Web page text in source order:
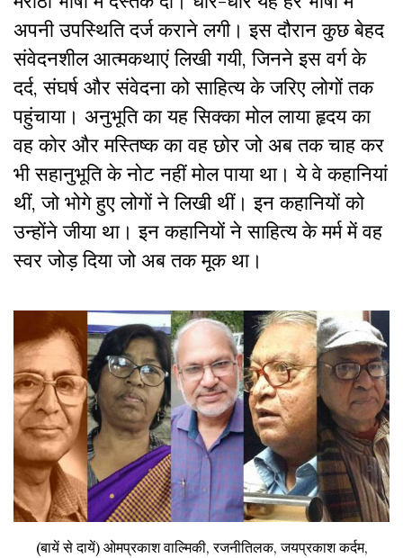
अपनी उपस्थिति दर्ज कराने लगी। इस दौरान कुछ बेहद
संवेदनशील आत्मकथाएं लिखी गयी, जिनने इस वर्ग के
दर्द, संघर्ष और संवेदना को साहित्य के जरिए लोगों तक
पहुंचाया। अनुभूति का यह सिक्का मोल लाया हृदय का
वह कोर और मस्तिष्क का वह छोर जो अब तक चाह कर
भी सहानुभूति के नोट नहीं मोल पाया था। ये वे कहानियां
थीं, जो भोगे हुए लोगों ने लिखी थीं। इन कहानियों को
उन्होंने जीया था। इन कहानियों ने साहित्य के मर्म में वह
स्वर जोड़ दिया जो अब तक मूक था।
(बायें से दायें) ओमप्रकाश वाल्मिकी, रजनीतिलक, जयप्रकाश कर्दम,